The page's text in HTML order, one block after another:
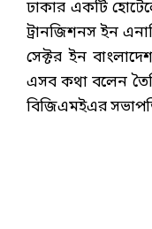
ঢাকার একটি
ট্রানজিশনস ইন
সেক্টর ইন
এসব কথা বলেন
বিজিএমইএর